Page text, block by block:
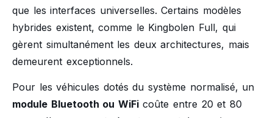
que les interfaces universelles. Certains modèles
hybrides existent, comme le Kingbolen Full, qui
gèrent simultanément les deux architectures, mais
demeurent exceptionnels.
Pour les véhicules dotés du système normalisé, un
module Bluetooth ou WiFicoûte entre 20 et 80